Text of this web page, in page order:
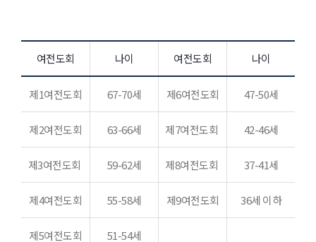
여전도회 나이 여전도회 나이
제1여전도회 67-70세 제6여전도회 47-50세
제2여전도회 63-66세 제7여전도회 42-46세
제3여전도회 59-62세 제8여전도회 37-41세
제4여전도회 55-58세 제9여전도회 36세 이하
제5여전도회 51-54세